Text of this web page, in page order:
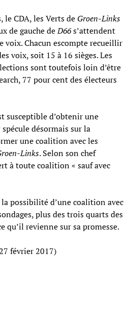
CDA, les Verts de Groen-Links
de gauche deD66s’attendent
voix. Chacun escompte recueillir
voix, soit 15 à 16 sièges. Les
sont toutefois loin d’être
77 pour cent des électeurs
susceptible d’obtenir une
désormais sur la
une coalition avec les
Links. Selon son chef
à toute coalition « sauf avec
possibilité d’une coalition avec
plus des trois quarts des
qu’il revienne sur sa promesse.
février 2017)